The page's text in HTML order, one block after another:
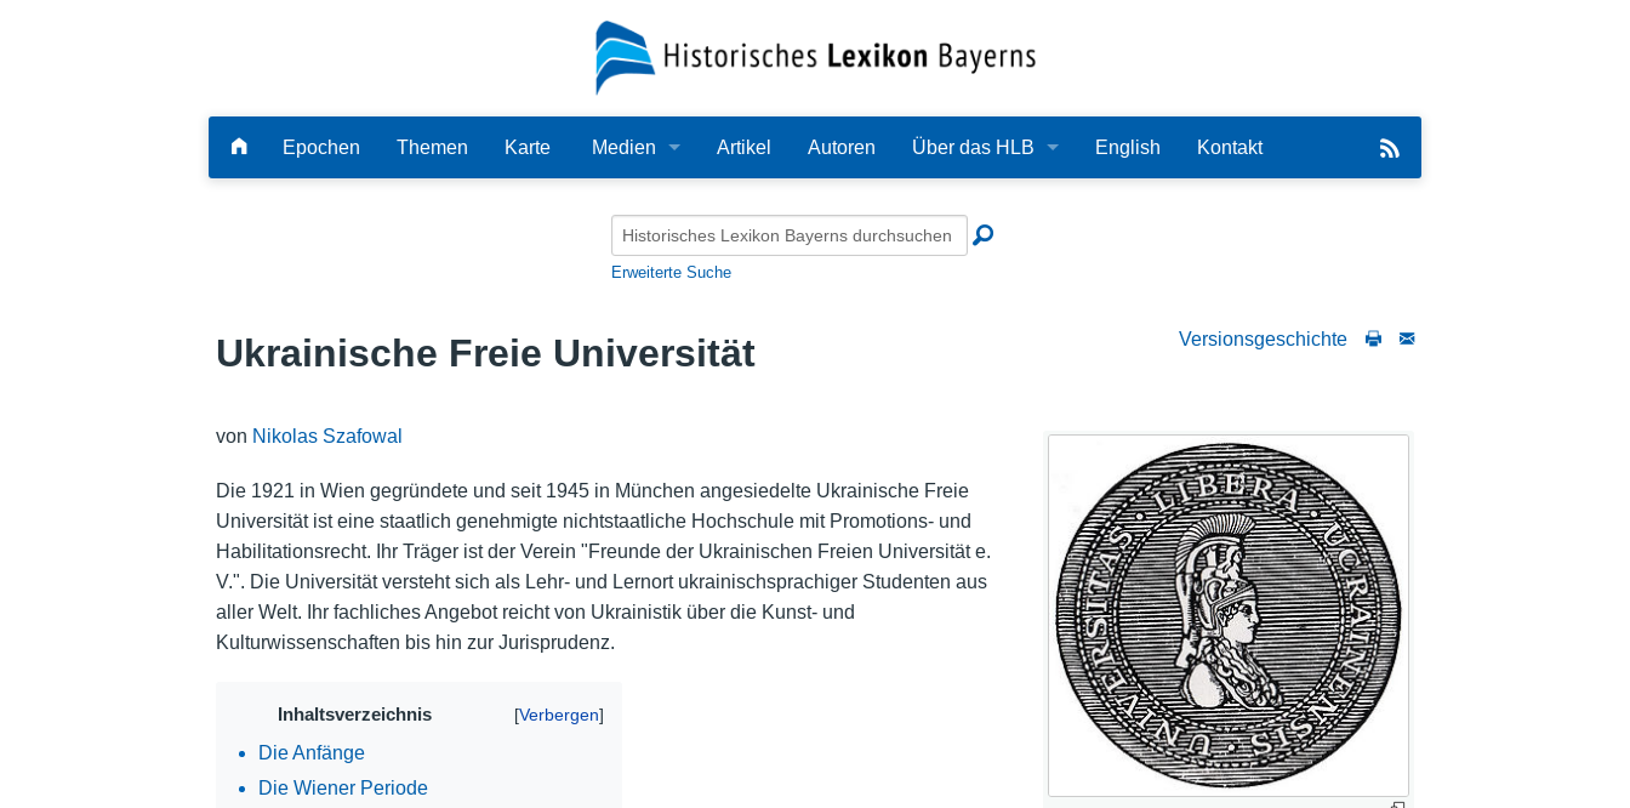
Epochen Themen Karte Medien
Audio
PDF
Artikel Autoren Über das HLB
Redaktion
Häufige Fragen
Nutzungshinweise
English Kontakt
Erweiterte Suche
Versionsgeschichte
Ukrainische Freie Universität
von Nikolas Szafowal
Die 1921 in Wien gegründete und seit 1945 in München angesiedelte Ukrainische Freie
Universität ist eine staatlich genehmigte nichtstaatliche Hochschule mit Promotions- und
Habilitationsrecht. Ihr Träger ist der Verein "Freunde der Ukrainischen Freien Universität e.
V.". Die Universität versteht sich als Lehr- und Lernort ukrainischsprachiger Studenten aus
aller Welt. Ihr fachliches Angebot reicht von Ukrainistik über die Kunst- und
Kulturwissenschaften bis hin zur Jurisprudenz.
Inhaltsverzeichnis
Die Anfänge
Die Wiener Periode